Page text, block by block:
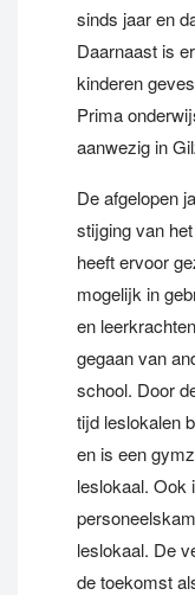
sinds jaar en
Daarnaast is
kinderen
Prima
aanwezig in
De afgelopen
stijging van
heeft ervoor
mogelijk in
en
gegaan van
school. Door
tijd leslokalen
en is een
leslokaal. Ook
leslokaal. De
de toekomst